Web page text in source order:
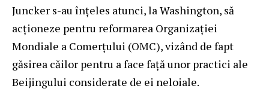
Juncker s-au înțeles atunci, la Washington, să
acţioneze pentru reformarea Organizației
Mondiale a Comerțului (OMC), vizând de fapt
găsirea căilor pentru a face față unor practici ale
Beijingului considerate de ei neloiale.